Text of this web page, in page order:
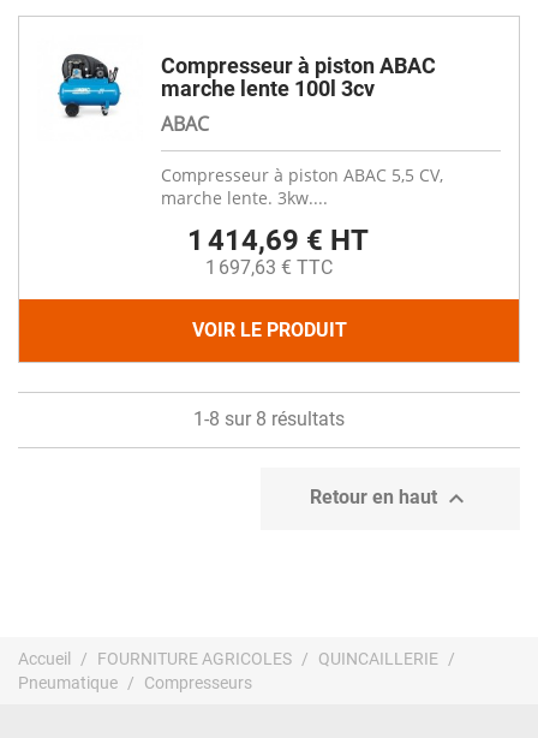
Compresseur à piston ABAC
marche lente 100l 3cv
ABAC
Compresseur à piston ABAC 5,5 CV,
marche lente. 3kw....
1 414,69 € HT
1 697,63 € TTC
VOIR LE PRODUIT
1-8 sur 8 résultats
Retour en haut 
Accueil FOURNITURE AGRICOLES
QUINCAILLERIE
Pneumatique
Compresseurs